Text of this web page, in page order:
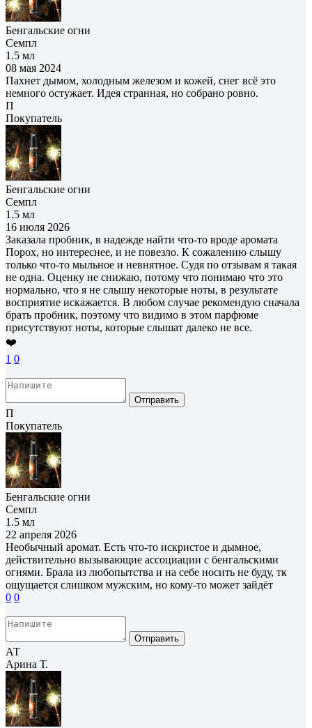
Бенгальские огни
Семпл
1.5 мл
08 мая 2024
Пахнет дымом, холодным железом и кожей, снег всё это
немного остужает. Идея странная, но собрано ровно.
П
Покупатель
Бенгальские огни
Семпл
1.5 мл
16 июля 2026
Заказала пробник, в надежде найти что-то вроде аромата
Порох, но интереснее, и не повезло. К сожалению слышу
только что-то мыльное и невнятное. Судя по отзывам я такая
не одна. Оценку не снижаю, потому что понимаю что это
нормально, что я не слышу некоторые ноты, в результате
восприятие искажается. В любом случае рекомендую сначала
брать пробник, поэтому что видимо в этом парфюме
присутствуют ноты, которые слышат далеко не все.
❤️
1 0
Отправить
П
Покупатель
Бенгальские огни
Семпл
1.5 мл
22 апреля 2026
Необычный аромат. Есть что-то искристое и дымное,
действительно вызывающие ассоциации с бенгальскими
огнями. Брала из любопытства и на себе носить не буду, тк
ощущается слишком мужским, но кому-то может зайдёт
0 0
Отправить
АТ
Арина Т.